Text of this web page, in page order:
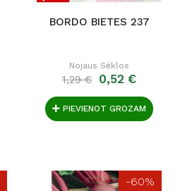
BORDO BIETES 237
Nojaus Sėklos
1,29 € 0,52 €
PIEVIENOT GROZAM
-60%